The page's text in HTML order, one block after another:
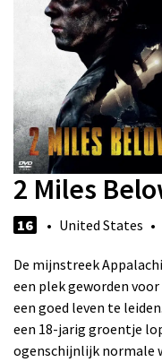
2 Miles
16 • United States •
De mijnstreek
een plek geworden
een goed leven te
een 18-jarig groentje
ogenschijnlijk normale